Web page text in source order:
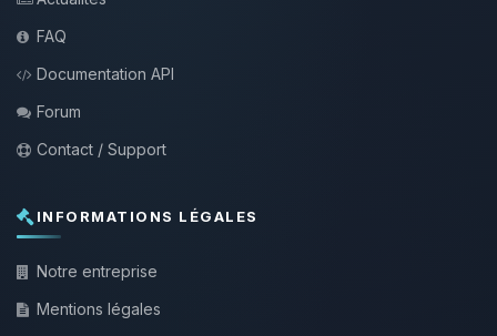
FAQ
Documentation API
Forum
Contact / Support
INFORMATIONS LÉGALES
Notre entreprise
Mentions légales